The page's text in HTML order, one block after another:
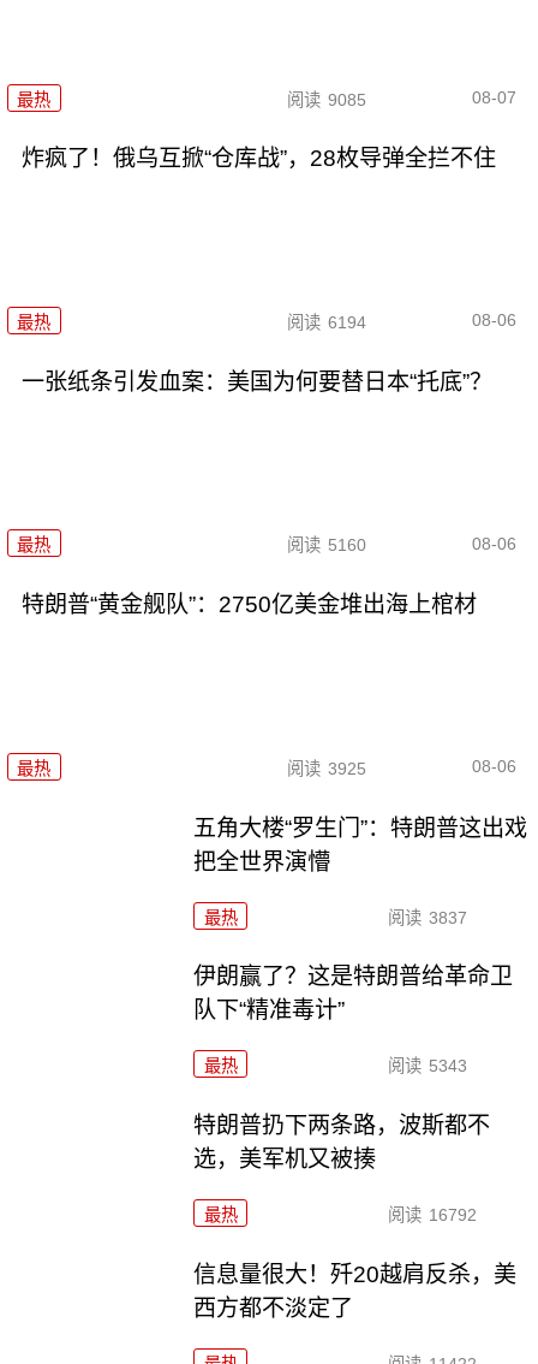
最热 阅读 9085 08-07
炸疯了！俄乌互掀“仓库战”，28枚导弹全拦不住
最热 阅读 6194 08-06
一张纸条引发血案：美国为何要替日本“托底”？
最热 阅读 5160 08-06
特朗普“黄金舰队”：2750亿美金堆出海上棺材
最热 阅读 3925 08-06
五角大楼“罗生门”：特朗普这出戏
把全世界演懵
最热 阅读 3837
伊朗赢了？这是特朗普给革命卫
队下“精准毒计”
最热 阅读 5343
特朗普扔下两条路，波斯都不
选，美军机又被揍
最热 阅读 16792
信息量很大！歼20越肩反杀，美
西方都不淡定了